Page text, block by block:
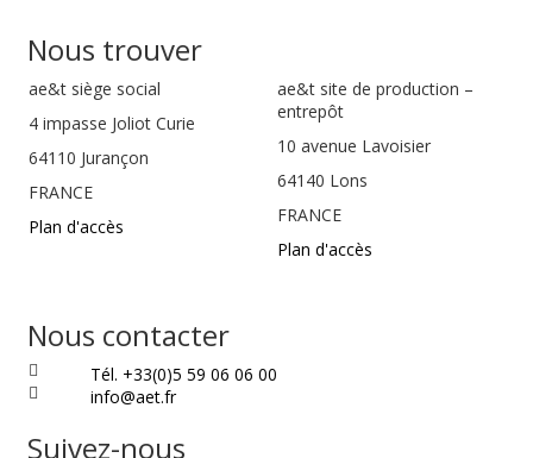
Nous trouver
ae&t siège social
4 impasse Joliot Curie
64110 Jurançon
FRANCE
Plan d'accès
ae&t site de production –
entrepôt
10 avenue Lavoisier
64140 Lons
FRANCE
Plan d'accès
Nous contacter
Tél. +33(0)5 59 06 06 00
info@aet.fr
Suivez-nous